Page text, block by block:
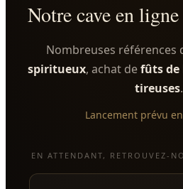
Notre cave en
Nombreuses références
spiritueux, achat defûts de
tireuses.
Lancement prévu
EN ATTENDANT, RETROUVEZ-